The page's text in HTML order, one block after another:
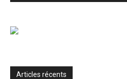
Articles récents